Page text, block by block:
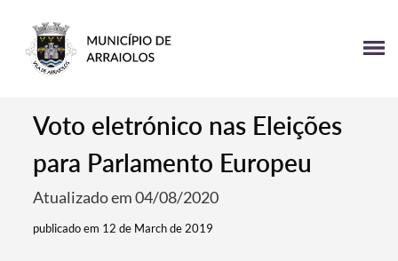
Voto eletrónico nas Eleições
para Parlamento Europeu
Atualizado em 04/08/2020
publicado em 12 de March de 2019